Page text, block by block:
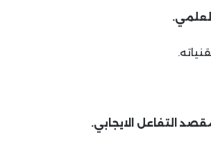
التفاعل الايجابي.